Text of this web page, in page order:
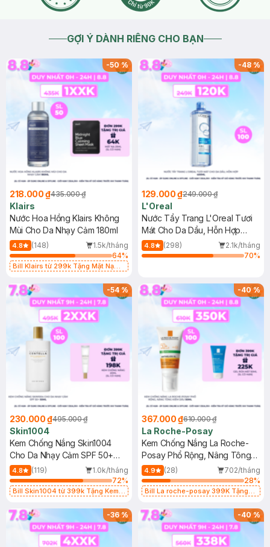
GỢI Ý DÀNH RIÊNG CHO BẠN
-50%
218.000 ₫435.000 ₫
Klairs
Nước Hoa Hồng Klairs Không
Mùi Cho Da Nhạy Cảm 180ml
4.8 (148)
1.5k/tháng
64%
Bill Klairs từ 299k Tặng Mặt Nạ
25ml (SL Có Hạn)
-48%
129.000 ₫249.000 ₫
L'Oreal
Nước Tẩy Trang L'Oreal Tươi
Mát Cho Da Dầu, Hỗn Hợp
400ml
4.8 (298)
2.1k/tháng
70%
-54%
230.000 ₫495.000 ₫
Skin1004
Kem Chống Nắng Skin1004
Cho Da Nhạy Cảm SPF 50+
50ml
4.8 (119)
1.0k/tháng
72%
Bill Skin1004 từ 399k Tặng Kem
SPF 50+ 20ml (SL Có Hạn)
-40%
367.000 ₫610.000 ₫
La Roche-Posay
Kem Chống Nắng La Roche-
Posay Phổ Rộng, Nâng Tông
Kiềm Dầu 50ml
4.9 (28)
702/tháng
28%
Bill La roche-posay 399K Tặng
(SL có hạn)
-36% -40%